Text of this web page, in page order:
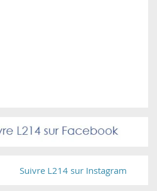
Suivre L214 sur Instagram